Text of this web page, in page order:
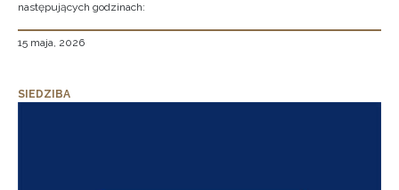
następujących godzinach:
15 maja, 2026
SIEDZIBA